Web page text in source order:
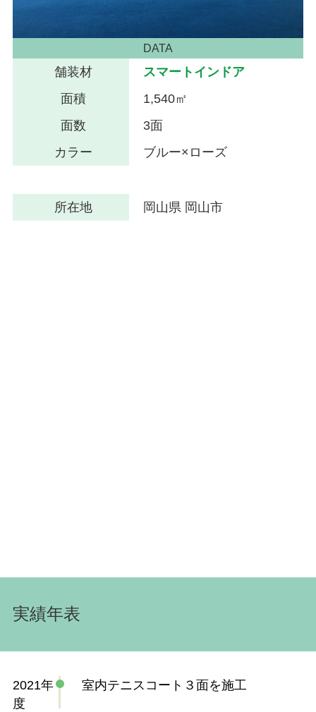
DATA
舗装材
スマートインドア
面積
1,540㎡
面数
3面
カラー
ブルー×ローズ
所在地 岡山県 岡山市
実績年表
2021年
度
室内テニスコート３面を施工